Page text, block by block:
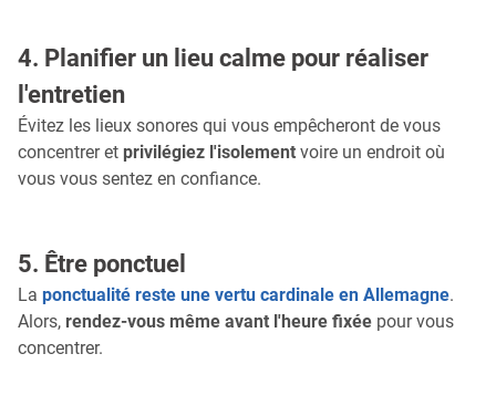
4. Planifier un lieu calme pour réaliser
l'entretien
Évitez les lieux sonores qui vous empêcheront de vous
concentrer et privilégiez l'isolement voire un endroit où
vous vous sentez en confiance.
5. Être ponctuel
La ponctualité reste une vertu cardinale en Allemagne.
Alors, rendez-vous même avant l'heure fixée pour vous
concentrer.